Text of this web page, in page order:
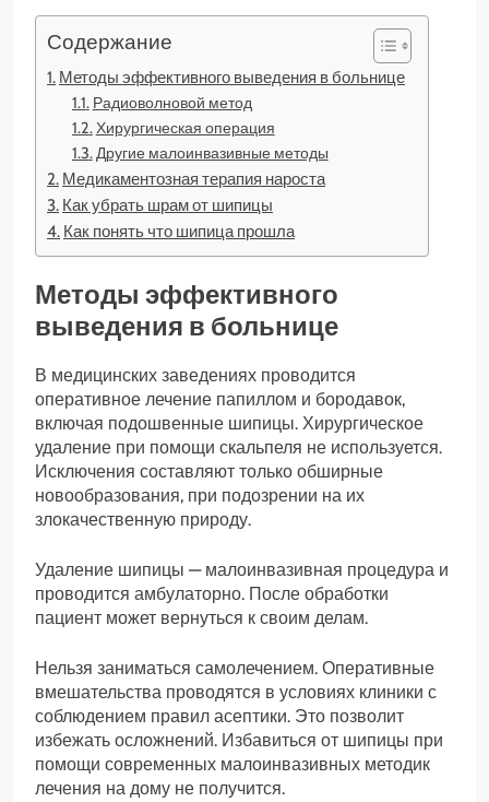
Содержание
Методы эффективного выведения в больнице
Радиоволновой метод
Хирургическая операция
Другие малоинвазивные методы
Медикаментозная терапия нароста
Как убрать шрам от шипицы
Как понять что шипица прошла
Методы эффективного
выведения в больнице
В медицинских заведениях проводится
оперативное лечение папиллом и бородавок,
включая подошвенные шипицы. Хирургическое
удаление при помощи скальпеля не используется.
Исключения составляют только обширные
новообразования, при подозрении на их
злокачественную природу.
Удаление шипицы — малоинвазивная процедура и
проводится амбулаторно. После обработки
пациент может вернуться к своим делам.
Нельзя заниматься самолечением. Оперативные
вмешательства проводятся в условиях клиники с
соблюдением правил асептики. Это позволит
избежать осложнений. Избавиться от шипицы при
помощи современных малоинвазивных методик
лечения на дому не получится.